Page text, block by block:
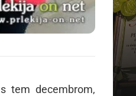
tem decembrom,